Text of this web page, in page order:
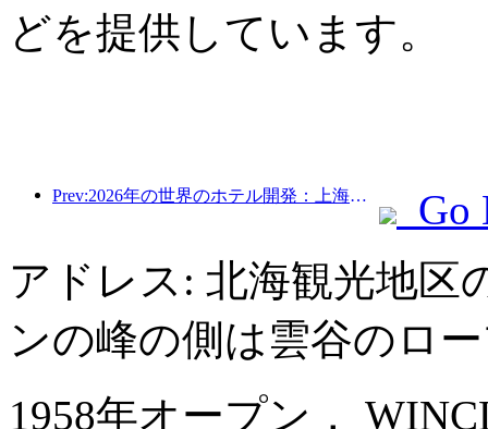
どを提供しています。
Prev:2026年の世界のホテル開発：上海が新規客室増設で首位
Go
アドレス: 北海観光地区
ンの峰の側は雲谷のロ
1958年オープン，